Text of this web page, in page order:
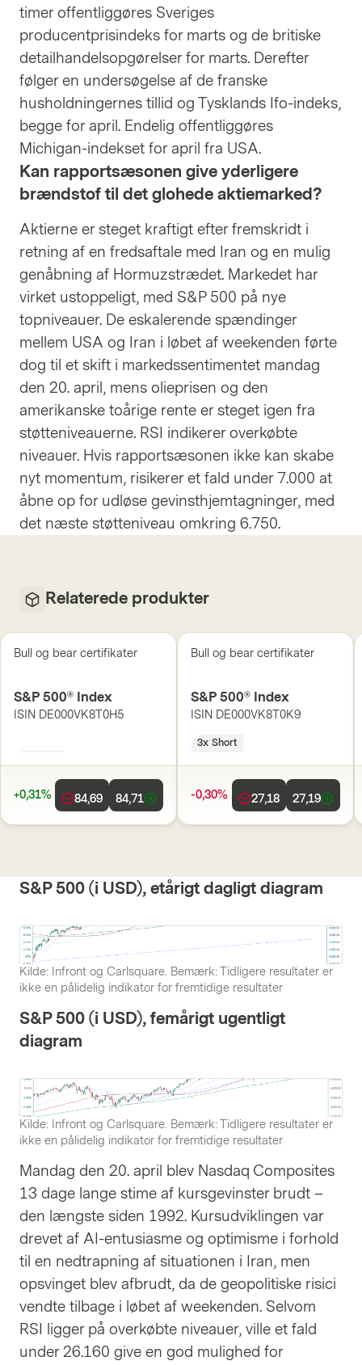
timer offentliggøres Sveriges
producentprisindeks for marts og de britiske
detailhandelsopgørelser for marts. Derefter
følger en undersøgelse af de franske
husholdningernes tillid og Tysklands Ifo-indeks,
begge for april. Endelig offentliggøres
Michigan-indekset for april fra USA.
Kan rapportsæsonen give yderligere
brændstof til det glohede aktiemarked?
Aktierne er steget kraftigt efter fremskridt i
retning af en fredsaftale med Iran og en mulig
genåbning af Hormuzstrædet. Markedet har
virket ustoppeligt, med S&P 500 på nye
topniveauer. De eskalerende spændinger
mellem USA og Iran i løbet af weekenden førte
dog til et skift i markedssentimentet mandag
den 20. april, mens olieprisen og den
amerikanske toårige rente er steget igen fra
støtteniveauerne. RSI indikerer overkøbte
niveauer. Hvis rapportsæsonen ikke kan skabe
nyt momentum, risikerer et fald under 7.000 at
åbne op for udløse gevinsthjemtagninger, med
det næste støtteniveau omkring 6.750.
Relaterede produkter
Bull og bear certifikater
S&P 500® Index
ISIN DE000VK8T0H5
+0,31% 84,69 84,71
Bull og bear certifikater
S&P 500® Index
ISIN DE000VK8T0K9
3x Short
-0,30% 27,18 27,19
S&P 500 (i USD), etårigt dagligt diagram
Kilde: Infront og Carlsquare. Bemærk: Tidligere resultater er
ikke en pålidelig indikator for fremtidige resultater
S&P 500 (i USD), femårigt ugentligt
diagram
Kilde: Infront og Carlsquare. Bemærk: Tidligere resultater er
ikke en pålidelig indikator for fremtidige resultater
Mandag den 20. april blev Nasdaq Composites
13 dage lange stime af kursgevinster brudt –
den længste siden 1992. Kursudviklingen var
drevet af AI-entusiasme og optimisme i forhold
til en nedtrapning af situationen i Iran, men
opsvinget blev afbrudt, da de geopolitiske risici
vendte tilbage i løbet af weekenden. Selvom
RSI ligger på overkøbte niveauer, ville et fald
under 26.160 give en god mulighed for